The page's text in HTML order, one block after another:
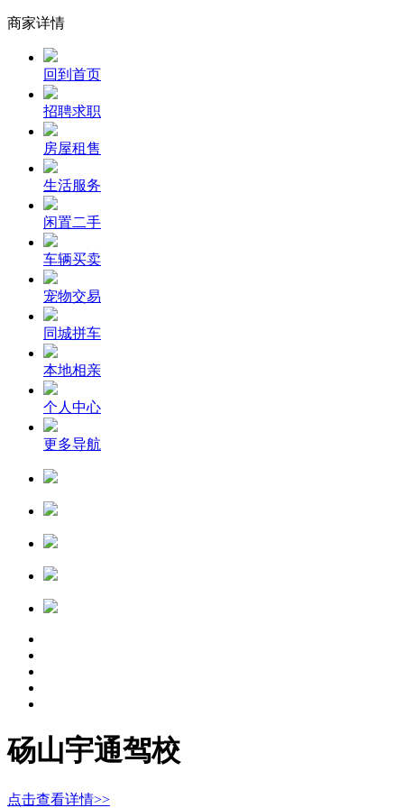
商家详情
回到首页
招聘求职
房屋租售
生活服务
闲置二手
车辆买卖
宠物交易
同城拼车
本地相亲
个人中心
更多导航
砀山宇通驾校
点击查看详情>>